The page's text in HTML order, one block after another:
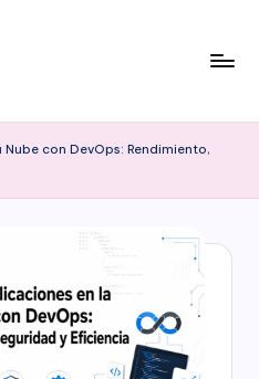
con DevOps: Rendimiento,